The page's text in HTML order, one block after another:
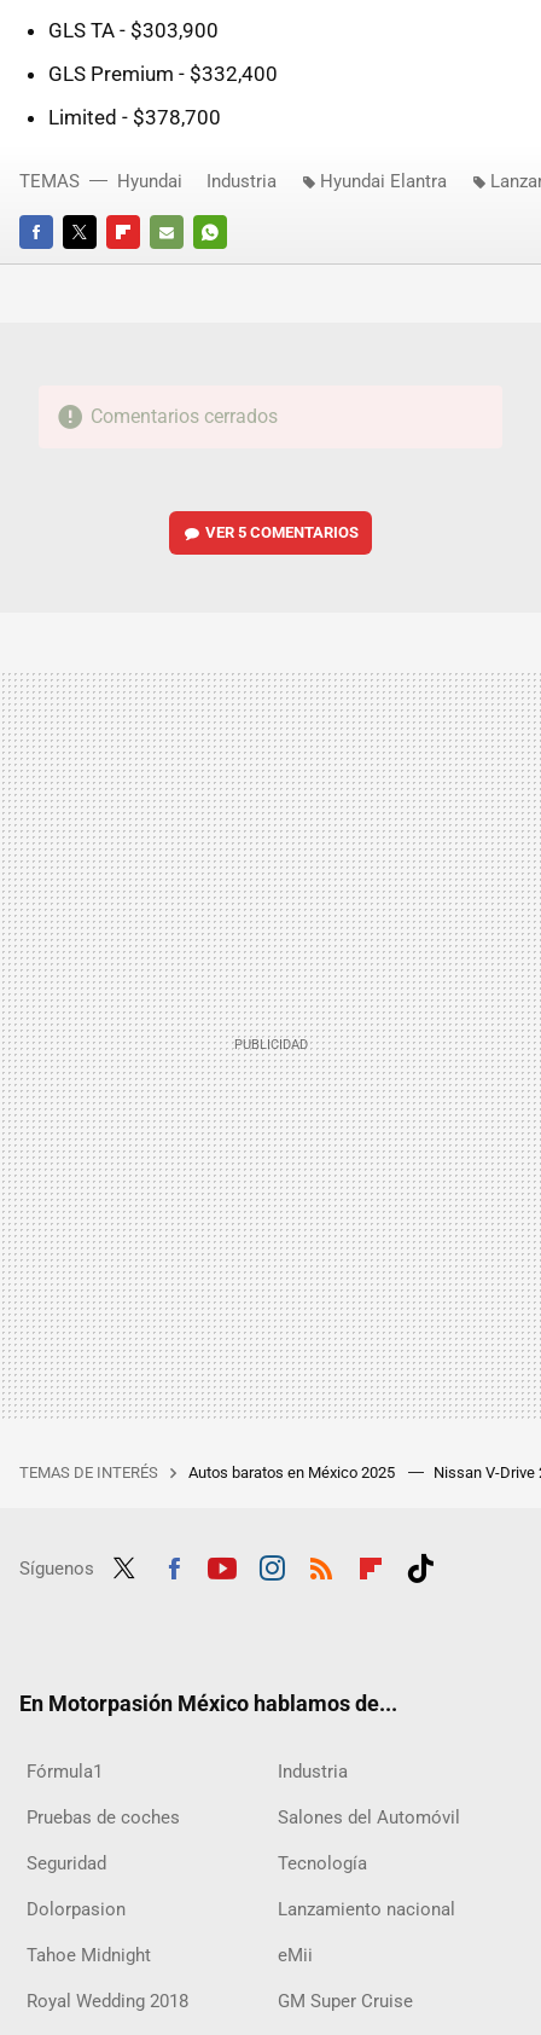
GLS TA - $303,900
GLS Premium - $332,400
Limited - $378,700
FACEBOOKTWITTERFLIPBOARD
E-
WHATSAPP
TEMAS Hyundai Industria Hyundai Elantra
Comentarios cerrados
VER5 COMENTARIOS
TEMAS DE INTERÉS Autos baratos en México 2025 Nissan V-Drive
Síguenos
En Motorpasión México hablamos de...
Fórmula1 Industria
Pruebas de coches Salones del Automóvil
Seguridad Tecnología
Dolorpasion Lanzamiento nacional
Tahoe Midnight eMii
Royal Wedding 2018 GM Super Cruise